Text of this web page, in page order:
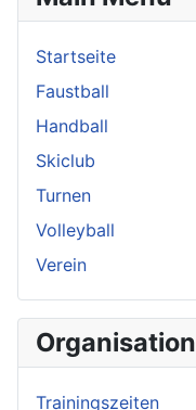
Startseite
Faustball
Handball
Skiclub
Turnen
Volleyball
Verein
Organisation
Trainingszeiten